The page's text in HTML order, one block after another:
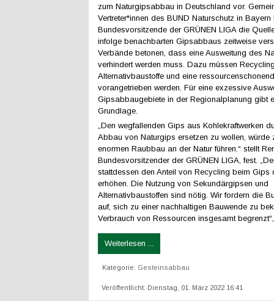
zum Naturgipsabbau in Deutschland vor.
Vertreter*innen des BUND Naturschutz in
Bundesvorsitzende der GRÜNEN LIGA die
infolge benachbarten Gipsabbaus zeitweise
Verbände betonen, dass eine Ausweitung des
verhindert werden muss. Dazu müssen
Alternativbaustoffe und eine
vorangetrieben werden. Für eine exzessive
Gipsabbaugebiete in der Regionalplanung gibt
Grundlage.
„Den wegfallenden Gips aus Kohlekraftwerken
Abbau von Naturgips ersetzen zu wollen, würde
enormen Raubbau an der Natur führen.“ stellt
Bundesvorsitzender der GRÜNEN LIGA, fest.
stattdessen den Anteil von Recycling beim Gips
erhöhen. Die Nutzung von Sekundärgipsen und
Alternativbaustoffen sind nötig. Wir fordern die
auf, sich zu einer nachhaltigen Bauwende zu
Verbrauch von Ressourcen insgesamt
Weiterlesen ...
Kategorie: Gesteinsabbau
Veröffentlicht: Dienstag, 01. März 2022 16:41